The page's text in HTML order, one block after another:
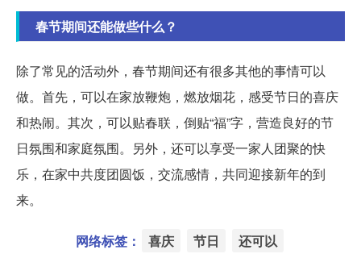
春节期间还能做些什么？
除了常见的活动外，春节期间还有很多其他的事情可以
做。首先，可以在家放鞭炮，燃放烟花，感受节日的喜庆
和热闹。其次，可以贴春联，倒贴“福”字，营造良好的节
日氛围和家庭氛围。另外，还可以享受一家人团聚的快
乐，在家中共度团圆饭，交流感情，共同迎接新年的到
来。
网络标签： 喜庆 节日 还可以